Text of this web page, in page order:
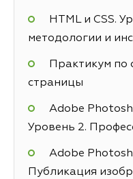
HTML и CSS.
методологии и
Практикум по
страницы
Adobe
Уровень 2.
Adobe
Публикация